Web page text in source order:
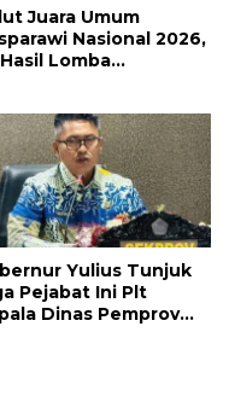
Juara Umum
Nasional 2026,
Lomba
Yulius Tunjuk
Pejabat Ini Plt
Dinas Pemprov